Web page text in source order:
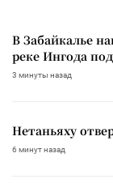
В Забайкалье
реке Ингода
3 минуты назад
Нетаньяху
6 минут назад